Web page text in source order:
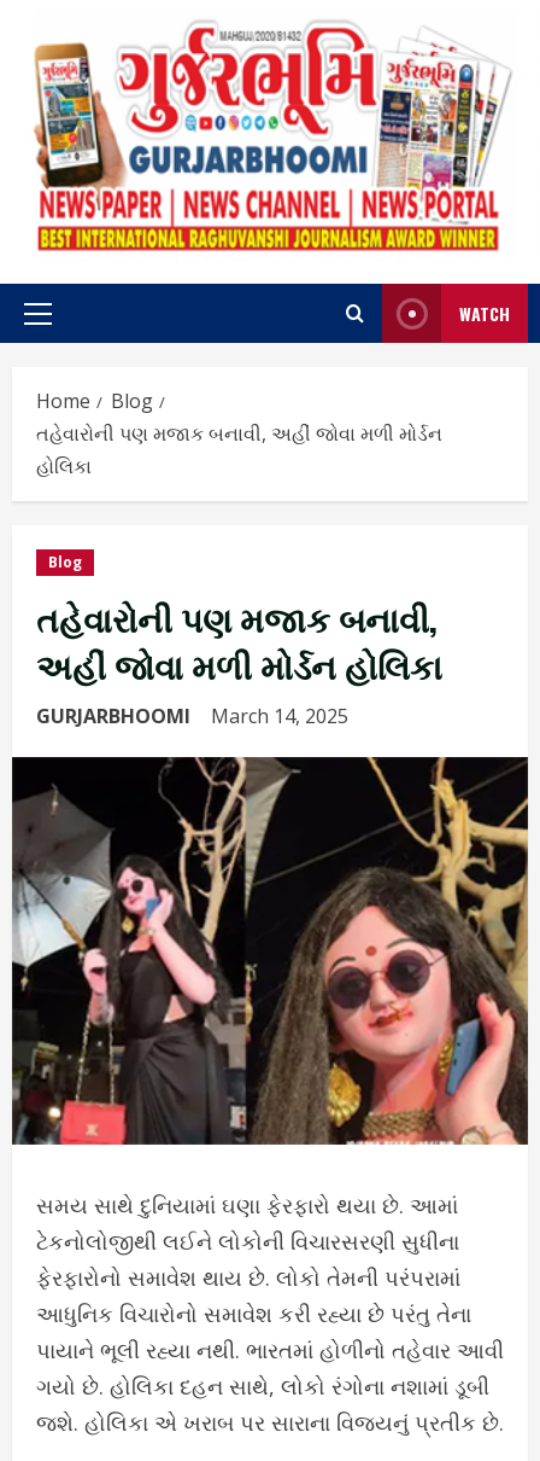
content
Primary
WATCH
Home
Blog
તહેવારોની પણ મજાક બનાવી, અહીં જોવા મળી મોર્ડન
હોલિકા
Blog
તહેવારોની પણ મજાક બનાવી,
અહીં જોવા મળી મોર્ડન હોલિકા
GURJARBHOOMI March 14, 2025
સમય સાથે દુનિયામાં ઘણા ફેરફારો થયા છે. આમાં
ટેકનોલોજીથી લઈને લોકોની વિચારસરણી સુધીના
ફેરફારોનો સમાવેશ થાય છે. લોકો તેમની પરંપરામાં
આધુનિક વિચારોનો સમાવેશ કરી રહ્યા છે પરંતુ તેના
પાયાને ભૂલી રહ્યા નથી. ભારતમાં હોળીનો તહેવાર આવી
ગયો છે. હોલિકા દહન સાથે, લોકો રંગોના નશામાં ડૂબી
જશે. હોલિકા એ ખરાબ પર સારાના વિજયનું પ્રતીક છે.